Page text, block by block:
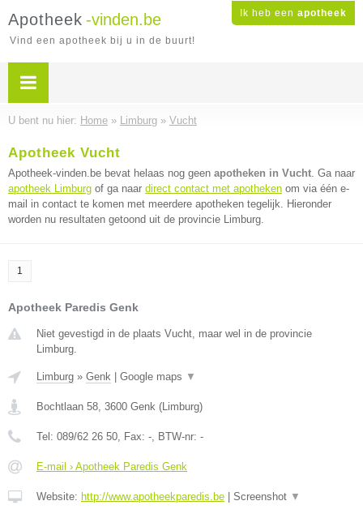
Ik heb een apotheek
Apotheek -vinden.be
Vind een apotheek bij u in de buurt!
U bent nu hier: Home » Limburg » Vucht
Apotheek Vucht
Apotheek-vinden.be bevat helaas nog geen apotheken in Vucht. Ga naar
apotheek Limburg of ga naar direct contact met apotheken om via één e-
mail in contact te komen met meerdere apotheken tegelijk. Hieronder
worden nu resultaten getoond uit de provincie Limburg.
1
Apotheek Paredis Genk
Niet gevestigd in de plaats Vucht, maar wel in de provincie
Limburg.
Limburg » Genk Google maps ▼
Bochtlaan 58, 3600 Genk (Limburg)
Tel: 089/62 26 50, Fax: -, BTW-nr: -
E-mail › Apotheek Paredis Genk
Website: http://www.apotheekparedis.be Screenshot ▼